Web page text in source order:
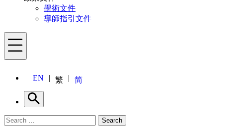
學術文件
導師指引文件
Menu
EN 繁 简
Search
Search for: Search